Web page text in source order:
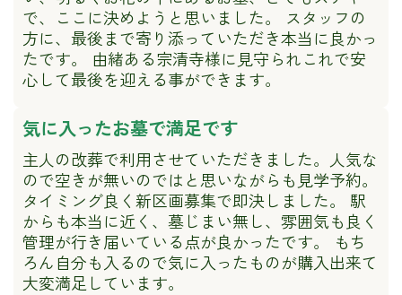
で、ここに決めようと思いました。 スタッフの
方に、最後まで寄り添っていただき本当に良かっ
たです。 由緒ある宗清寺様に見守られこれで安
心して最後を迎える事ができます。
気に入ったお墓で満足です
主人の改葬で利用させていただきました。人気な
ので空きが無いのではと思いながらも見学予約。
タイミング良く新区画募集で即決しました。 駅
からも本当に近く、墓じまい無し、雰囲気も良く
管理が行き届いている点が良かったです。 もち
ろん自分も入るので気に入ったものが購入出来て
大変満足しています。